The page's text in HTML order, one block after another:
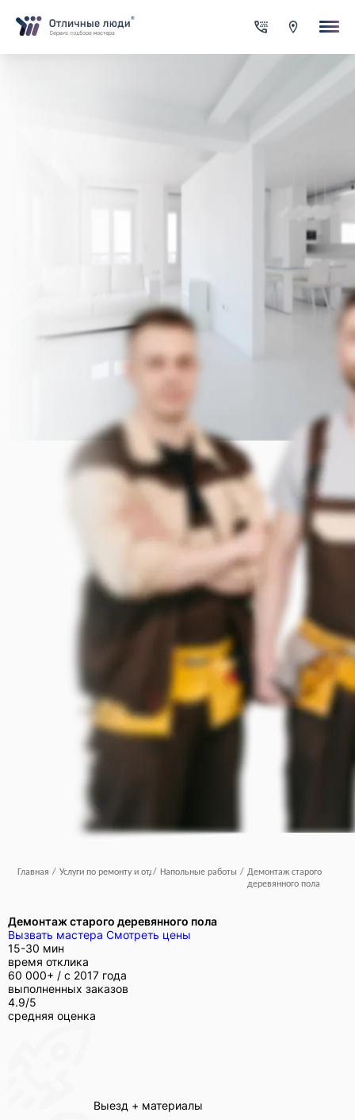
Главная / Услуги по ремонту и отделке
/ Напольные работы / Демонтаж старого
деревянного пола
Демонтаж старого деревянного пола
Вызвать мастера Смотреть цены
15-30 мин
время отклика
60 000+ / с 2017 года
выполненных заказов
4.9/5
средняя оценка
Выезд + материалы
За каждый оформленный заказ вы получаете Cash-back на
счет
Опишите задачу
Прикрепить фото (до 5 шт.)
(Подсказка: фото помогут мастеру
точнее оценить задачу)
Заказать
обработки данных